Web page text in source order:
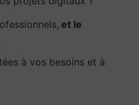
et le
à vos besoins et à